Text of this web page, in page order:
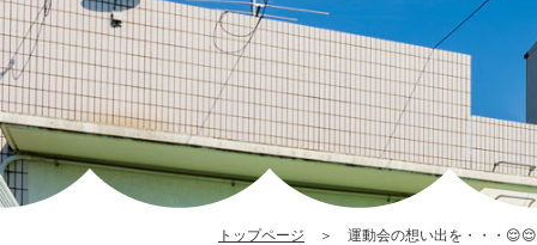
トップページ ＞ 運動会の想い出を・・・😌😌